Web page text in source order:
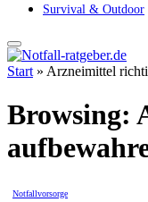
Survival & Outdoor
Start » Arzneimittel
Browsing:
Notfallvorsorge